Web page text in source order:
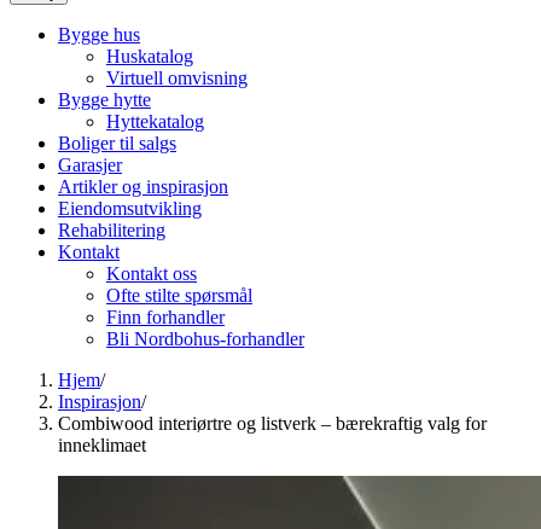
Bygge hus
Huskatalog
Virtuell omvisning
Bygge hytte
Hyttekatalog
Boliger til salgs
Garasjer
Artikler og inspirasjon
Eiendomsutvikling
Rehabilitering
Kontakt
Kontakt oss
Ofte stilte spørsmål
Finn forhandler
Bli Nordbohus-forhandler
Hjem/
Inspirasjon/
Combiwood interiørtre og listverk – bærekraftig valg for
inneklimaet